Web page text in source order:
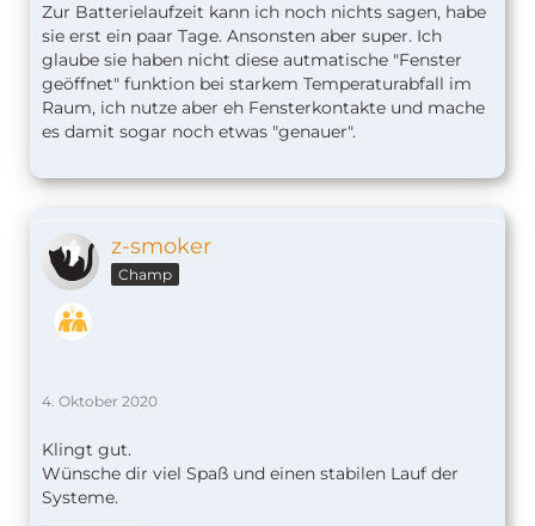
Zur Batterielaufzeit kann ich noch nichts sagen, habe
sie erst ein paar Tage. Ansonsten aber super. Ich
glaube sie haben nicht diese autmatische "Fenster
geöffnet" funktion bei starkem Temperaturabfall im
Raum, ich nutze aber eh Fensterkontakte und mache
es damit sogar noch etwas "genauer".
z-smoker
Champ
4. Oktober 2020
Klingt gut.
Wünsche dir viel Spaß und einen stabilen Lauf der
Systeme.